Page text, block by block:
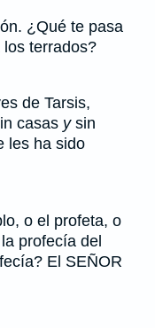
¿Qué te pasa
terrados?
de Tarsis,
casas ysin
les ha sido
o el profeta, o
profecía del
El SEÑOR